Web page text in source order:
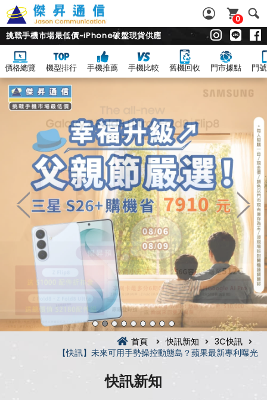
0
挑戰手機市場最低價~iPhone破盤現貨供應
價格總覽 機型排行 手機推薦 手機比較 舊機回收 門市據點 門
首頁 快訊新知
3C快訊
【快訊】未來可用手勢操控動態島？蘋果最新專利曝光
快訊新知